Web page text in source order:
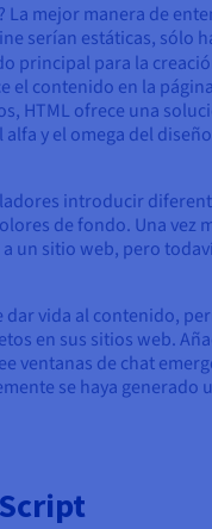
La mejor manera de
serían estáticas, sólo
principal para la
contenido en la
HTML ofrece una
y el omega del
introducir
de fondo. Una vez
un sitio web, pero
dar vida al contenido,
en sus sitios web.
ventanas de chat
se haya generado